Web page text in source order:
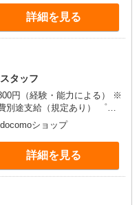
・゜+゜・。○。・゜+゜
詳細を見る
タッフ
円（経験・能力による） ※
途支給（規定あり） ゜
。○。・゜+゜ 入社祝い金10
+゜・。○。・゜+゜
ショップ
詳細を見る